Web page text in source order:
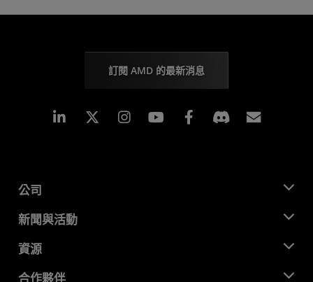
訂閱 AMD 的最新消息
Linkedin Instagram Facebook
公司
關於 AMD
企業責任
招聘
新聞與活動
新聞室
資源
開發者中心
合作夥伴